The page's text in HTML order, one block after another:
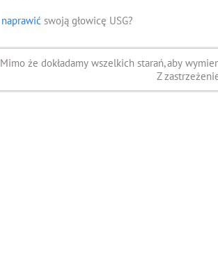
naprawić swoją głowicę USG?
Mimo że dokładamy wszelkich starań, aby
Z